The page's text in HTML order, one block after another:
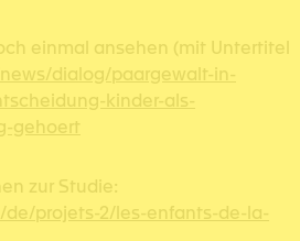
einmal ansehen (mit Untertitel
dialog/paargewalt-in-
kinder-als-
gehoert
zur Studie:
projets-2/les-enfants-de-la-